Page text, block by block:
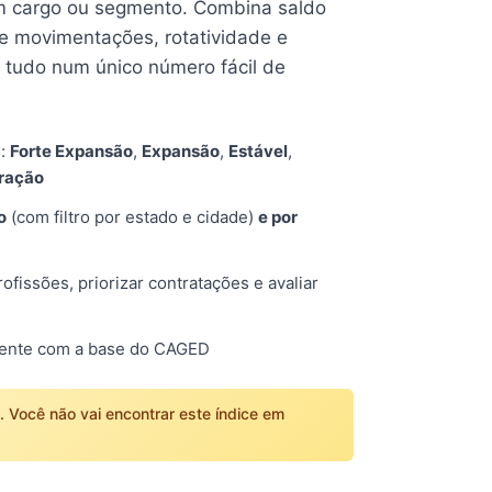
cargo ou segmento. Combina saldo
movimentações, rotatividade e
num único número fácil de
Forte Expansão, Expansão, Estável,
(com filtro por estado e cidade) e por
priorizar contratações e avaliar
com a base do CAGED
Você não vai encontrar este índice em